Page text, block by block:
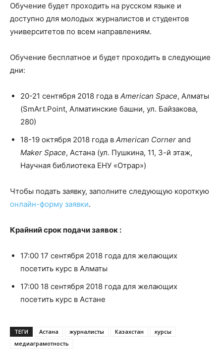
Обучение будет проходить на русском языке и
доступно для молодых журналистов и студентов
университетов по всем направлениям.
Обучение бесплатное и будет проходить в следующие
дни:
20-21 сентября 2018 года в American Space, Алматы
(SmArt.Point, Алматинские башни, ул. Байзакова,
280)
18-19 октября 2018 года в American Corner and
Maker Space, Астана (ул. Пушкина, 11, 3-й этаж,
Научная библиотека ЕНУ «Отрар»)
Чтобы подать заявку, заполните следующую короткую
онлайн-форму заявки.
Крайний срок подачи заявок :
17:00 17 сентября 2018 года для желающих
посетить курс в Алматы
17:00 18 сентября 2018 года для желающих
посетить курс в Астане
ТЕГИ Астана журналисты Казахстан
курсы
медиаграмотность